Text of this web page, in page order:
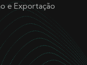
e Exportação